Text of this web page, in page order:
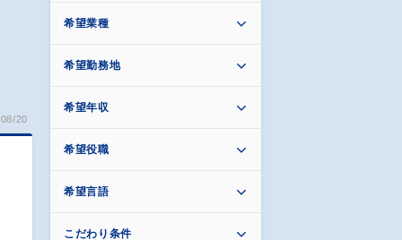
20
希望業種
希望勤務地
希望年収
希望役職
希望言語
こだわり条件